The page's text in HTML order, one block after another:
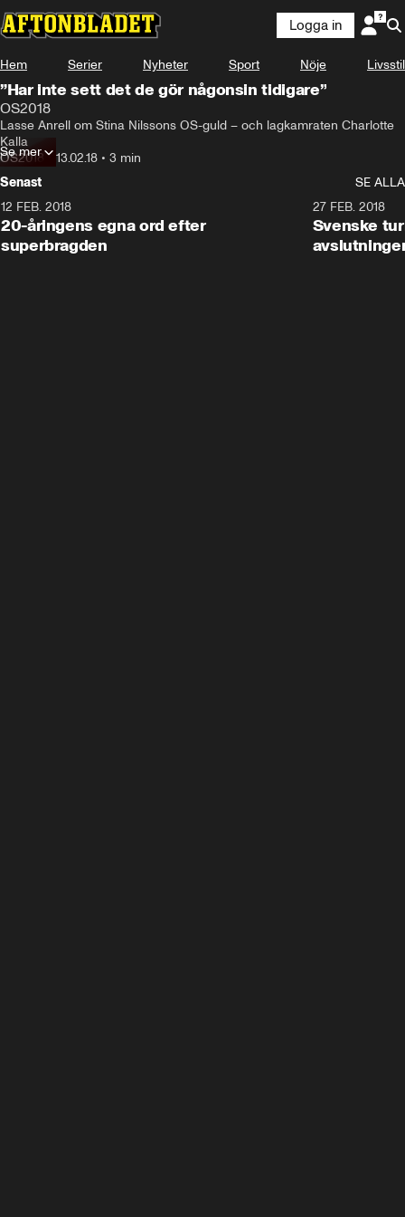
Logga in
Hem Serier Nyheter Sport Nöje Livsstil
”Har inte sett det de gör någonsin tidigare”
OS2018
Lasse Anrell om Stina Nilssons OS-guld – och lagkamraten Charlotte
Kalla
OS2018• 13.02.18 • 3 min
Se mer
Senast
SE ALLA
12 FEB. 2018
20-åringens egna ord efter
superbragden
27 FEB. 2018
Svenske